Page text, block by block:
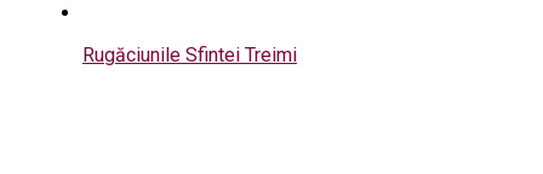
Rugăciunile Sfintei Treimi